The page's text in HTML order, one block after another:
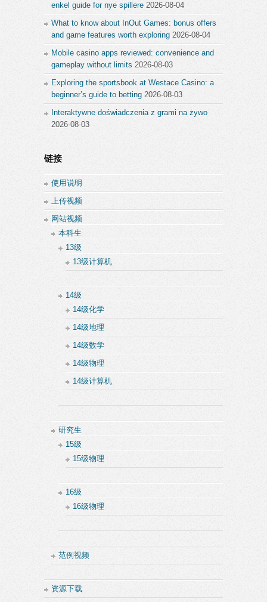
enkel guide for nye spillere 2026-08-04
What to know about InOut Games: bonus offers
and game features worth exploring 2026-08-04
Mobile casino apps reviewed: convenience and
gameplay without limits 2026-08-03
Exploring the sportsbook at Westace Casino: a
beginner’s guide to betting 2026-08-03
Interaktywne doświadczenia z grami na żywo
2026-08-03
链接
使用说明
上传视频
网站视频
本科生
13级
13级计算机
14级
14级化学
14级地理
14级数学
14级物理
14级计算机
研究生
15级
15级物理
16级
16级物理
范例视频
资源下载